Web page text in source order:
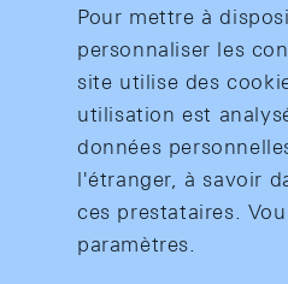
Pour mettre à
personnaliser les
site utilise des
utilisation est
données
l'étranger, à savoir
ces prestataires.
paramètres.